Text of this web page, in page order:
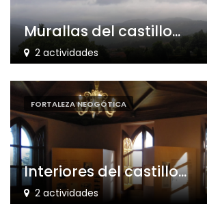
Murallas del castillo...
2 actividades
FORTALEZA NEOGÓTICA
Interiores del castillo...
2 actividades